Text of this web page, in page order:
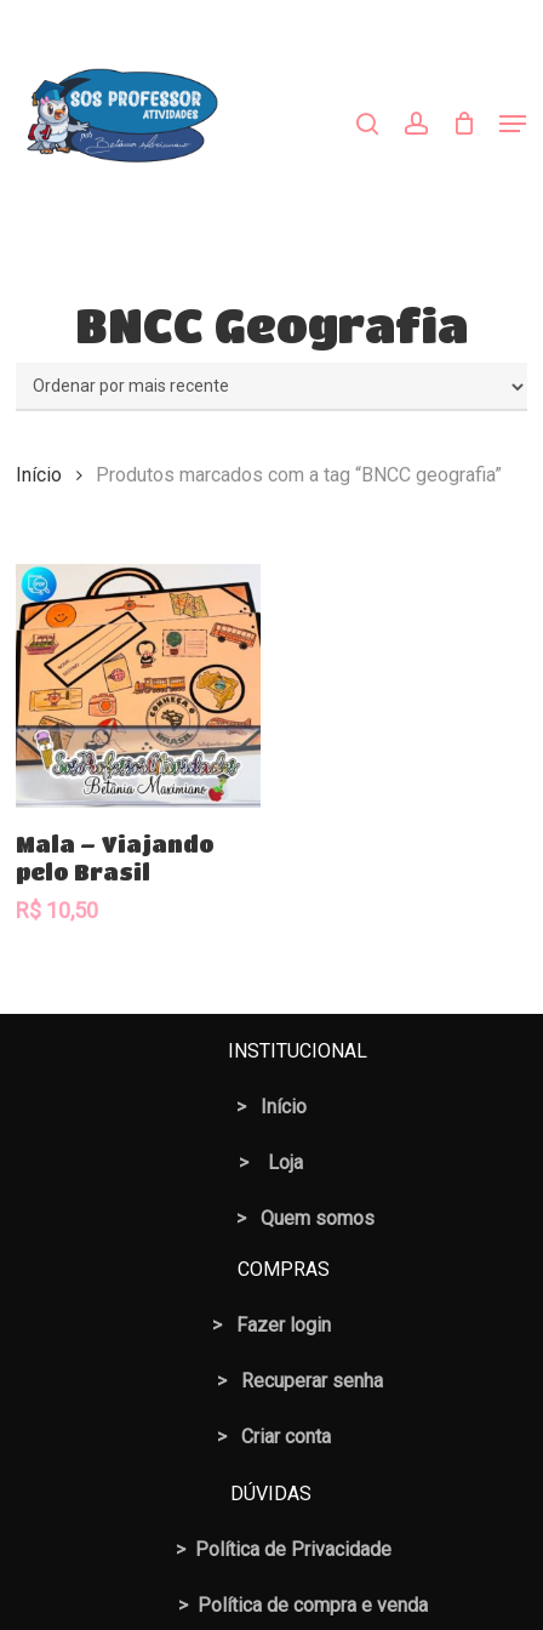
content
BNCC Geografia
Início Produtos marcados com a tag “BNCC geografia”
Comprar
Mala – Viajando
pelo Brasil
R$ 10,50
INSTITUCIONAL
> Início
> Loja
> Quem somos
COMPRAS
> Fazer login
> Recuperar senha
> Criar conta
DÚVIDAS
> Política de Privacidade
> Política de compra e venda